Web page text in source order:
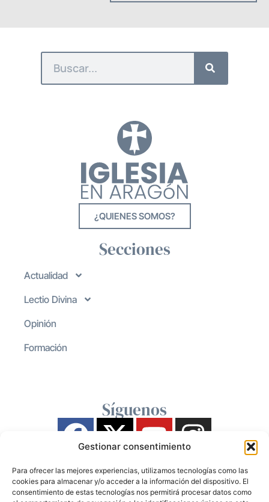
Gestionar consentimiento
Para ofrecer las mejores experiencias, utilizamos tecnologías como las
cookies para almacenar y/o acceder a la información del dispositivo. El
consentimiento de estas tecnologías nos permitirá procesar datos como
¿QUIENES SOMOS?
Secciones
Actualidad
Lectio Divina
Opinión
Formación
Síguenos